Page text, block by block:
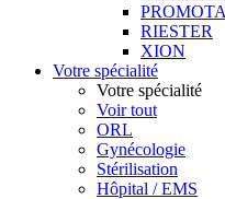
RIESTER
XION
Votre spécialité
Votre spécialité
Voir tout
ORL
Gynécologie
Stérilisation
Hôpital / EMS